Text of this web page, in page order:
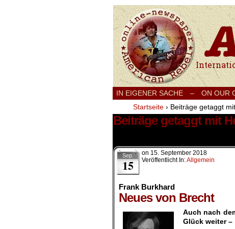
Internationale
IN EIGENER SACHE – ON OUR
Startseite › Beiträge getaggt
Beiträge getaggt mit
Sep.
15
on 15. September 2018
Veröffentlicht In:Allgemein
Frank Burkhard
Neues von Brecht
Auch nach
Glück weiter –